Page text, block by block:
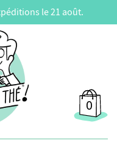
le 21 août.
0